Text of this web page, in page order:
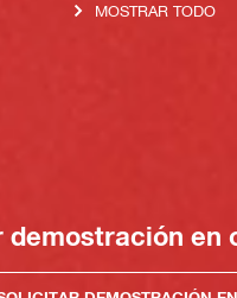
MOSTRAR TODO
demostración en